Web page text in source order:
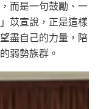
而是一句鼓勵、一
苡宣說，正是這樣
盡自己的力量，陪
弱勢族群。